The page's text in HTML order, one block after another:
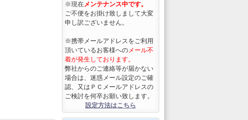
※現在メンテナンス中です。
ご不便をお掛け致しまして大変
申し訳ございません。
※携帯メールアドレスをご利用
頂いているお客様へのメール不
着が発生しております。
弊社からのご連絡等が届かない
場合は、迷惑メール設定のご確
認、又はＰＣメールアドレスの
ご検討を何卒お願い致します。
設定方法はこちら